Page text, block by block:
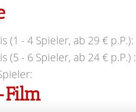
(1 - 4 Spieler, ab 29 € p.P.):
(5 - 6 Spieler, ab 24 € p.P.) :